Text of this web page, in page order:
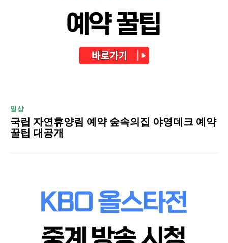
일상
국립 자연휴양림 예약 숲속의집 야영데크 예약
꿀팁 대공개